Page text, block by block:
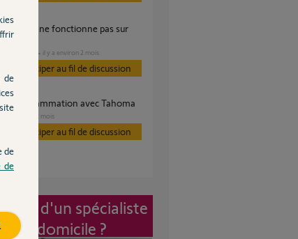
il y a environ 2 mois
Participer au fil de discussion
de programmation avec Tahoma
il y a 2 mois
Participer au fil de discussion
d'un spécialiste
domicile ?
de
de
de